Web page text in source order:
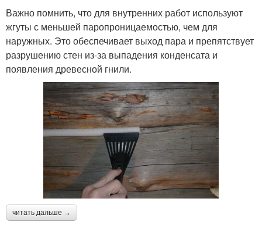
Важно помнить, что для внутренних работ используют
жгуты с меньшей паропроницаемостью, чем для
наружных. Это обеспечивает выход пара и препятствует
разрушению стен из-за выпадения конденсата и
появления древесной гнили.
читать дальше →